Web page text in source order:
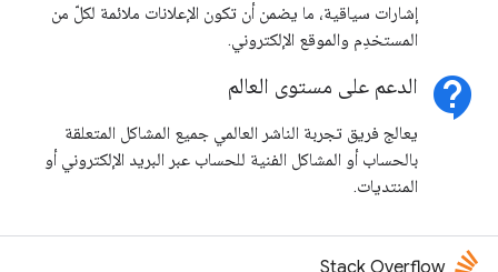
إشارات سياقية، ما يضمن أن تكون الإعلانات ملائمة لكلّ من
المستخدِم والموقع الإلكتروني.
contact_support الدعم على مستوى العالم
يعالج فريق تجربة الناشر العالمي جميع المشاكل المتعلقة
بالحساب أو المشاكل الفنية للحساب عبر البريد الإلكتروني أو
المنتديات.
Stack Overflow